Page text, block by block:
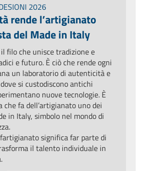
2026
rende l’artigianato
del Made in Italy
filo che unisce tradizione e
e futuro. È ciò che rende ogni
un laboratorio di autenticità e
si custodiscono antichi
nuove tecnologie. È
che fa dell’artigianato uno dei
in Italy, simbolo nel mondo di
significa far parte di
il talento individuale in